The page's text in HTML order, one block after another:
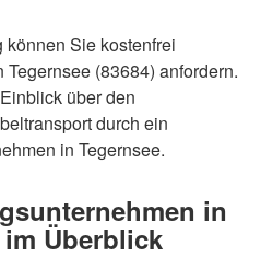
Sie kostenfrei
(83684) anfordern.
über den
durch ein
in Tegernsee.
in
im Überblick